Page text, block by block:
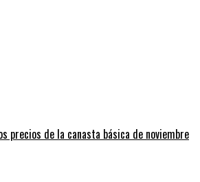
precios de la canasta básica de noviembre